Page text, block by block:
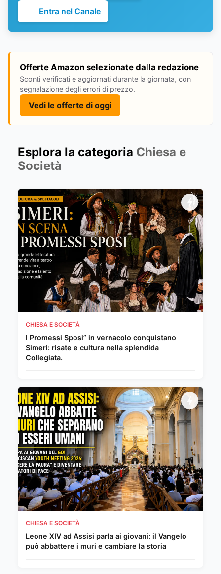
Entra nel Canale
Offerte Amazon selezionate dalla redazione
Sconti verificati e aggiornati durante la giornata, con
segnalazione degli errori di prezzo.
Vedi le offerte di oggi
Esplora la categoria Chiesa e
Società
CHIESA E SOCIETÀ
I Promessi Sposi” in vernacolo conquistano
Simeri: risate e cultura nella splendida
Collegiata.
CHIESA E SOCIETÀ
Leone XIV ad Assisi parla ai giovani: il Vangelo
può abbattere i muri e cambiare la storia